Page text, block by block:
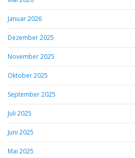
Januar 2026
Dezember 2025
November 2025
Oktober 2025
September 2025
Juli 2025
Juni 2025
Mai 2025